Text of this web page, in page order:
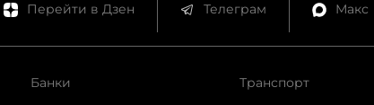
Перейти в Дзен Телеграм Макс
Банки
Транспорт